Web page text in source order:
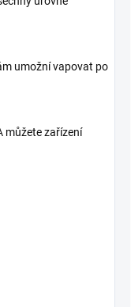
umožní vapovat po
můžete zařízení